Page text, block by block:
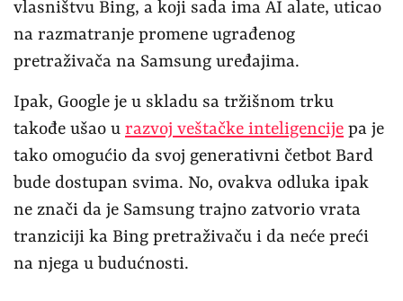
vlasništvu Bing, a koji sada ima AI alate, uticao
na razmatranje promene ugrađenog
pretraživača na Samsung uređajima.
Ipak, Google je u skladu sa tržišnom trku
takođe ušao u razvoj veštačke inteligencije pa je
tako omogućio da svoj generativni četbot Bard
bude dostupan svima. No, ovakva odluka ipak
ne znači da je Samsung trajno zatvorio vrata
tranziciji ka Bing pretraživaču i da neće preći
na njega u budućnosti.